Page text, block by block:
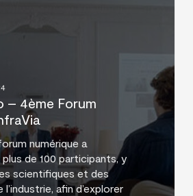
– 4ème Forum
numérique a
de 100 participants, y
scientifiques et des
afin d’explorer